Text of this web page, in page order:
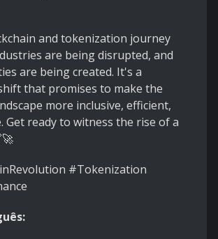
and tokenization journey
are being disrupted, and
are being created. It's a
that promises to make the
more inclusive, efficient,
Get ready to witness the rise of a
#Tokenization